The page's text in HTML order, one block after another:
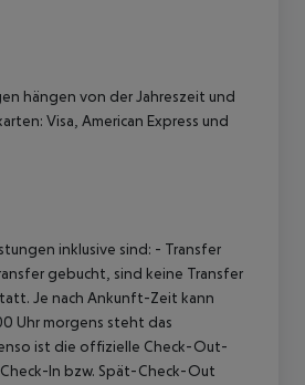
hängen von der Jahreszeit und
Visa, American Express und
inklusive sind: - Transfer
gebucht, sind keine Transfer
Je nach Ankunft-Zeit kann
Uhr morgens steht das
ist die offizielle Check-Out-
In bzw. Spät-Check-Out